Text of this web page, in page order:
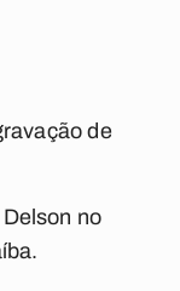
de
no